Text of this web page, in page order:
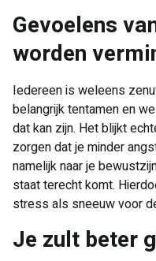
Gevoelens
worden
Iedereen is weleens
belangrijk tentamen en
dat kan zijn. Het blijkt
zorgen dat je minder
namelijk naar je
staat terecht komt.
stress als sneeuw voor
Je zult beter